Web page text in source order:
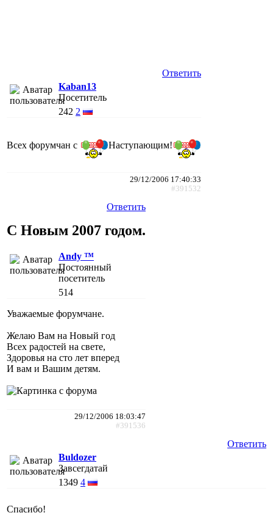
Ответить
Kaban13
Посетитель
242 2
Всех форумчан с Наступающим!
29/12/2006 17:40:33
#391532
Ответить
С Новым 2007 годом.
Andy ™
Постоянный
посетитель
514
Уважаемые форумчане.
Желаю Вам на Новый год
Всех радостей на свете,
Здоровья на сто лет вперед
И вам и Вашим детям.
29/12/2006 18:03:47
#391536
Ответить
Buldozer
Завсегдатай
1349 4
Спасибо!